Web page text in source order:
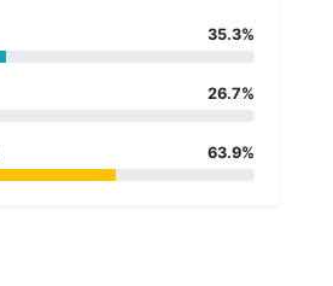
35.3%
26.7%
63.9%